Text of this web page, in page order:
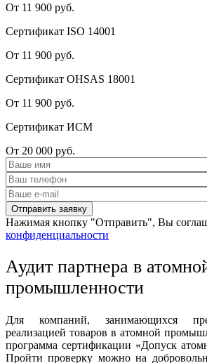
От 11 900 руб.
Сертификат ISO 14001
От 11 900 руб.
Сертификат OHSAS 18001
От 11 900 руб.
Сертификат ИСМ
От 20 000 руб.
Нажимая кнопку "Отправить", Вы
конфиденциальности
Аудит партнера в
промышленности
Для компаний, занимающихся
реализацией товаров в атомной
программа сертификации «Допуск
Пройти проверку можно на